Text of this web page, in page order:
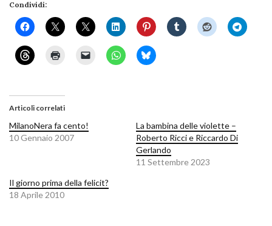
Condividi:
Articoli correlati
MilanoNera fa cento!
10 Gennaio 2007
La bambina delle violette –
Roberto Ricci e Riccardo Di
Gerlando
11 Settembre 2023
Il giorno prima della felicit?
18 Aprile 2010